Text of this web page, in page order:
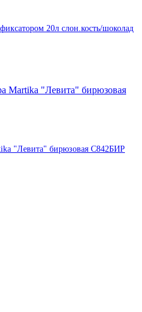
20л слон.кость/шоколад
"Левита" бирюзовая С842БИР